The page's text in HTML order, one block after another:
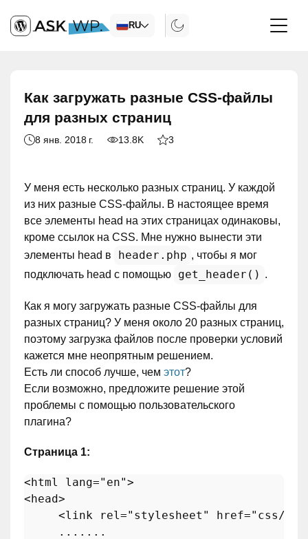
RU
Как загружать разные CSS-файлы
для разных страниц
8 янв. 2018 г. 13.8K 3
У меня есть несколько разных страниц. У каждой
из них разные CSS-файлы. В настоящее время
все элементы head на этих страницах одинаковы,
кроме ссылок на CSS. Мне нужно вынести эти
элементы head в
header.php , чтобы я мог
подключать head с помощью
get_header() .
Как я могу загружать разные CSS-файлы для
разных страниц? У меня около 20 разных страниц,
поэтому загрузка файлов после проверки условий
кажется мне неопрятным решением.
Есть ли способ лучше, чем этот?
Если возможно, предложите решение этой
проблемы с помощью пользовательского
плагина?
Страница 1:
<html lang="en">
<head>
<link rel="stylesheet" href="css/
     .......